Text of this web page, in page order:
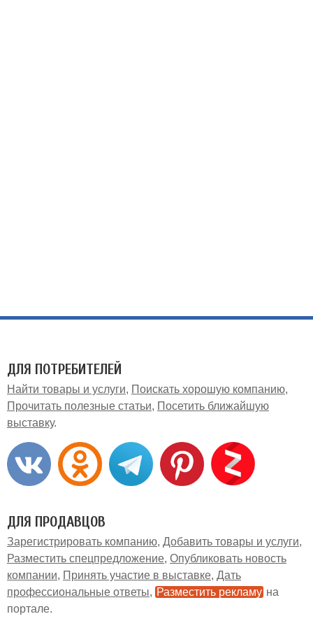
ДЛЯ ПОТРЕБИТЕЛЕЙ
Найти товары и услуги
Поискать хорошую компанию
Прочитать полезные статьи
Посетить ближайшую
выставку
ДЛЯ ПРОДАВЦОВ
Зарегистрировать компанию Добавить товары и услуги
Разместить спецпредложение Опубликовать новость
компании
Принять участие в выставке Дать
профессиональные ответы
Разместить рекламу на
портале